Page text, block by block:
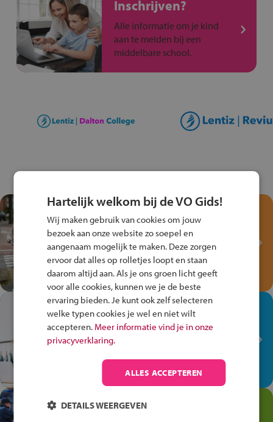
Inschrijven?
Alle informatie om je kind
aan te melden bij een
middelbare school.
Test je kennis met het
Fiets Veilig
Verkeersspel!
Speel het Fiets Veilig Verkeersspel
en win een Cortina-fiets!
In de winkel ben je op je
plek!
Ontdek via het vmbo jouw talent
op de winkelvloer, waar elke dag
anders is!
Jouw talent in de
Hartelijk welkom bij de VO Gids!
Wij maken gebruik van cookies om jouw
bezoek aan onze website zo soepel en
aangenaam mogelijk te maken. Deze zorgen
ervoor dat alles op rolletjes loopt en staan
daarom altijd aan. Als je ons groen licht geeft
voor alle cookies, kunnen we je de beste
ervaring bieden. Je kunt ook zelf selecteren
welke typen cookies je wel en niet wilt
accepteren. Meer informatie vind je in onze
privacyverklaring.
ALLES ACCEPTEREN
DETAILS WEERGEVEN